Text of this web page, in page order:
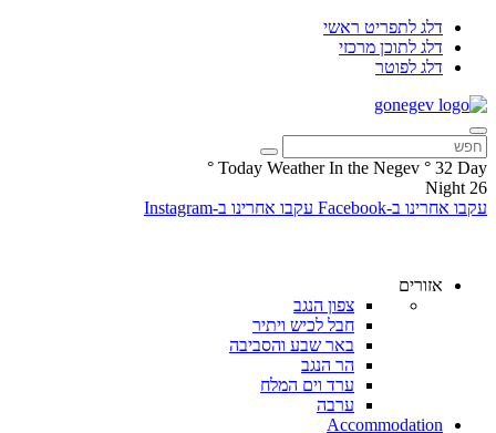
דלג לתפריט ראשי
דלג לתוכן מרכזי
דלג לפוטר
Today Weather In the Negev ° 32 Day
°
26
Night
עקבו אחרינו ב-Facebook
עקבו אחרינו ב-Instagram
אזורים
צפון הנגב
חבל לכיש ויתיר
באר שבע והסביבה
הר הנגב
ערד וים המלח
ערבה
Accommodation